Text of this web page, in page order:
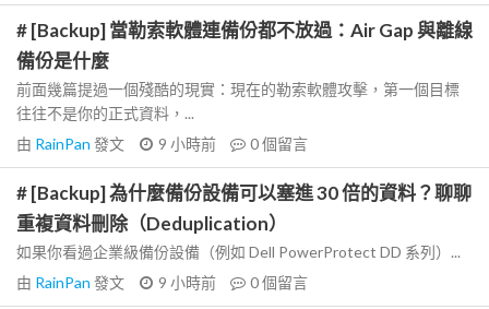
# [Backup] 當勒索軟體連備份都不放過：Air Gap 與離線
備份是什麼
前面幾篇提過一個殘酷的現實：現在的勒索軟體攻擊，第一個目標
往往不是你的正式資料，...
由 RainPan 發文 9 小時前 0個留言
# [Backup] 為什麼備份設備可以塞進 30 倍的資料？聊聊
重複資料刪除（Deduplication）
如果你看過企業級備份設備（例如 Dell PowerProtect DD 系列）...
由 RainPan 發文 9 小時前 0個留言